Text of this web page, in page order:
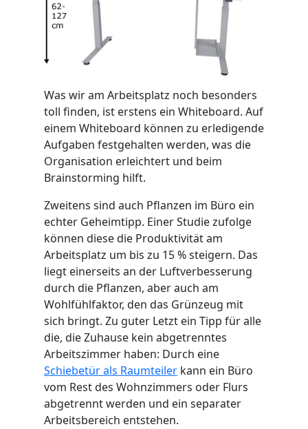
Was wir am Arbeitsplatz noch besonders
toll finden, ist erstens ein Whiteboard. Auf
einem Whiteboard können zu erledigende
Aufgaben festgehalten werden, was die
Organisation erleichtert und beim
Brainstorming hilft.
Zweitens sind auch Pflanzen im Büro ein
echter Geheimtipp. Einer Studie zufolge
können diese die Produktivität am
Arbeitsplatz um bis zu 15 % steigern. Das
liegt einerseits an der Luftverbesserung
durch die Pflanzen, aber auch am
Wohlfühlfaktor, den das Grünzeug mit
sich bringt. Zu guter Letzt ein Tipp für alle
die, die Zuhause kein abgetrenntes
Arbeitszimmer haben: Durch eine
Schiebetür als Raumteiler kann ein Büro
vom Rest des Wohnzimmers oder Flurs
abgetrennt werden und ein separater
Arbeitsbereich entstehen.